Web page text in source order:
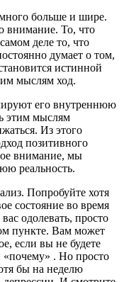
больше и шире.
внимание. То, что
деле то, что
думает о том,
истинной
мыслям ход.
его внутреннюю
этим мыслям
Из этого
позитивного
внимание, мы
реальность.
Попробуйте хотя
состояние во время
одолевать, просто
пункте. Вам может
если вы не будете
«почему» . Но просто
бы на неделю